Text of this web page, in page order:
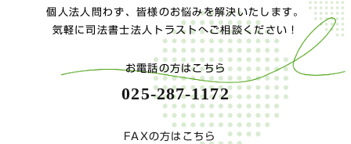
個人法人問わず、皆様のお悩みを解決いたします。
気軽に司法書士法人トラストへご相談ください！
お電話の方はこちら
025-287-1172
FAXの方はこちら